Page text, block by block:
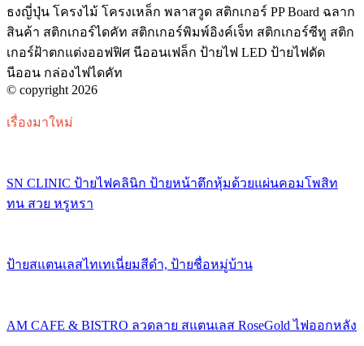
ธงญี่ปุ่น โครงไม้ โครงเหล็ก พลาสวูด สติกเกอร์ PP Board ฉลาก
สินค้า สติกเกอร์ไดคัท สติกเกอร์พิมพ์อิงค์เจ็ท สติกเกอร์ซีทู สติก
เกอร์ฝ้าตกแต่งออฟฟิศ นีออนเฟล็ก ป้ายไฟ LED ป้ายไฟดัด
นีออน กล่องไฟไดคัท
© copyright 2026
เรื่องมาใหม่
SN CLINIC ป้ายไฟคลินิก ป้ายหน้าตึกหุ้มด้วยแผ่นคอมโพสิท
ทน สวย หรูหรา
ป้ายสแตนเลสไทเทเนี่ยมสีดำ, ป้ายชื่อหมู่บ้าน
AM CAFE & BISTRO ลวดลาย สแตนเลส RoseGold ไฟออกหลัง